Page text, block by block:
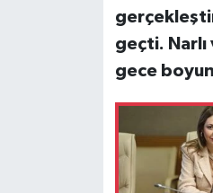
geçti.
gece